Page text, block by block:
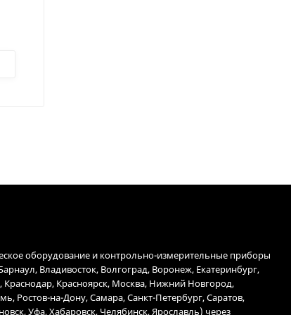
оборудование и контрольно-измерительные приборы
Владивосток, Волгоград, Воронеж, Екатеринбург,
Краснодар, Красноярск, Москва, Нижний Новгород,
Ростов-на-Дону, Самара, Санкт-Петербург, Саратов,
Уфа, Хабаровск, Челябинск, Ярославль) через